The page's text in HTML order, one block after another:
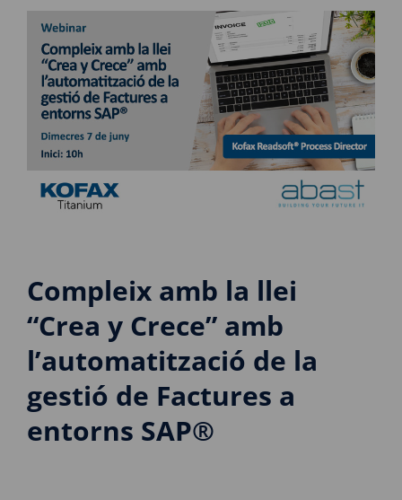
Compleix amb la llei
“Crea y Crece” amb
l’automatització de la
gestió de Factures a
entorns SAP®